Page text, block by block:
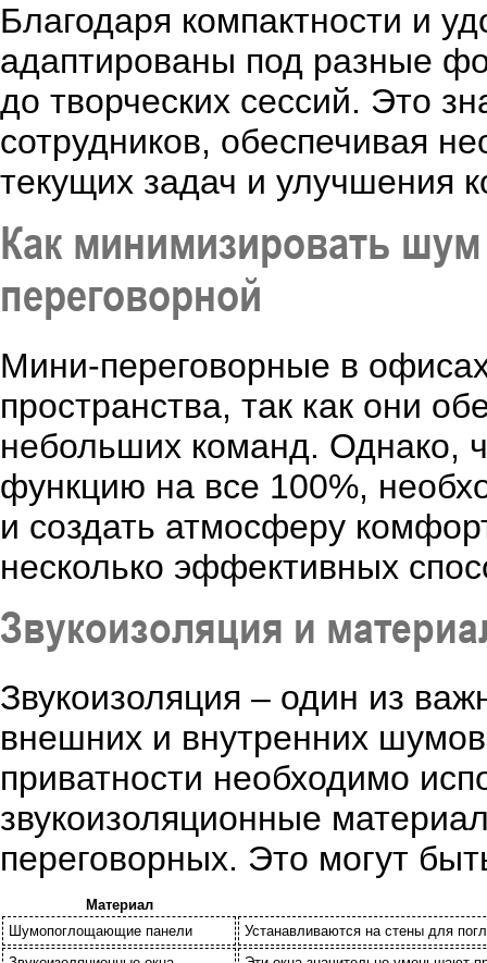
Благодаря компактности и
адаптированы под разные
до творческих сессий. Это
сотрудников, обеспечивая
текущих задач и улучшения
Как минимизировать
переговорной
Мини-переговорные в
пространства, так как они
небольших команд. Однако,
функцию на все 100%,
и создать атмосферу
несколько эффективных
Звукоизоляция и
Звукоизоляция – один из
внешних и внутренних
приватности необходимо
звукоизоляционные
переговорных. Это могут
Материал
Шумопоглощающие панели
Устанавливаются на стены для